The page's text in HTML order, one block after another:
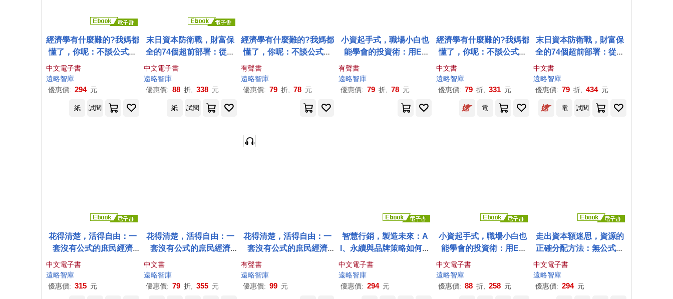
經濟學有什麼難的?我媽都
懂了，你呢：不談公式，
只談生活!用最日常的語
言，讀懂最有用的知識 (電
子書)
中文電子書
遠略智庫
優惠價: 294 元
末日資本防衛戰，財富保
全的74個超前部署：從金
融崩壞到資產重建，寫給
下一場危機倖存者的行動
藍圖 (電子書)
中文電子書
遠略智庫
優惠價: 88 折, 338 元
經濟學有什麼難的?我媽都
懂了，你呢：不談公式，
只談生活!用最日常的語
言，讀懂最有用的知識 (有
聲書)
有聲書
遠略智庫
優惠價: 79 折, 78 元
小資起手式，職場小白也
能學會的投資術：用ET
F、預算管理與收支平衡，
擺脫月光焦慮，建立穩固
財務體質 (有聲書)
有聲書
遠略智庫
優惠價: 79 折, 78 元
經濟學有什麼難的?我媽都
懂了，你呢：不談公式，
只談生活!用最日常的語
言，讀懂最有用的知識
中文書
遠略智庫
優惠價: 79 折, 331 元
末日資本防衛戰，財富保
全的74個超前部署：從金
融崩壞到資產重建，寫給
下一場危機倖存者的行動
藍圖
中文書
遠略智庫
優惠價: 79 折, 434 元
紙 試閱 紙 試閱 電 電 試閱
花得清楚，活得自由：一
套沒有公式的庶民經濟
學，用選擇改寫你的人生
價值排序 (電子書)
中文電子書
遠略智庫
優惠價: 315 元
花得清楚，活得自由：一
套沒有公式的庶民經濟
學，用選擇改寫你的人生
中文書
遠略智庫
優惠價: 79 折, 355 元
花得清楚，活得自由：一
套沒有公式的庶民經濟
學，用選擇改寫你的人生
價值排序 (有聲書)
有聲書
遠略智庫
優惠價: 99 元
智慧行銷，製造未來：A
I、永續與品牌策略如何改
變工業品的市場邏輯 (電子
中文電子書
遠略智庫
優惠價: 294 元
小資起手式，職場小白也
能學會的投資術：用ET
F、預算管理與收支平衡，
擺脫月光焦慮，建立穩固
財務體質 (電子書)
中文電子書
遠略智庫
優惠價: 88 折, 258 元
走出資本額迷思，資源的
正確分配方法：無公式深
入探索企業財務觀念、社
會責任與國際競爭的全景
視角 (電子書)
中文電子書
遠略智庫
優惠價: 294 元